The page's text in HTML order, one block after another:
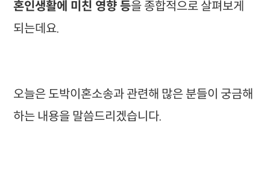
혼인생활에 미친 영향 등을 종합적으로 살펴보게
되는데요.
오늘은 도박이혼소송과 관련해 많은 분들이 궁금해
하는 내용을 말씀드리겠습니다.